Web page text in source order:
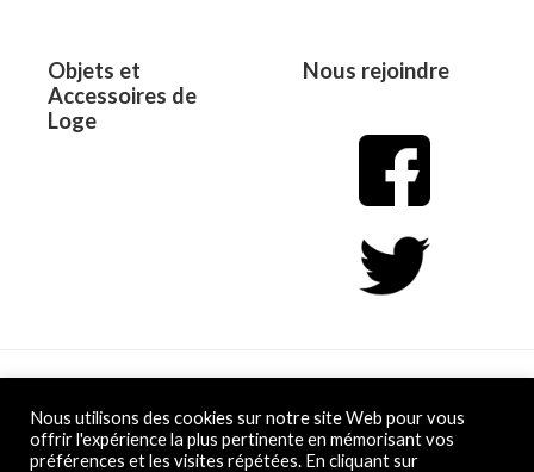
Objets et
Accessoires de
Loge
Nous rejoindre
Copyright © 2026 L&D
Powered by L&D
Nous utilisons des cookies sur notre site Web pour vous
offrir l'expérience la plus pertinente en mémorisant vos
préférences et les visites répétées. En cliquant sur